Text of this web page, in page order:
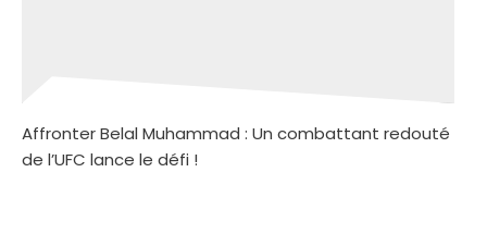
Affronter Belal Muhammad : Un combattant redouté
de l’UFC lance le défi !